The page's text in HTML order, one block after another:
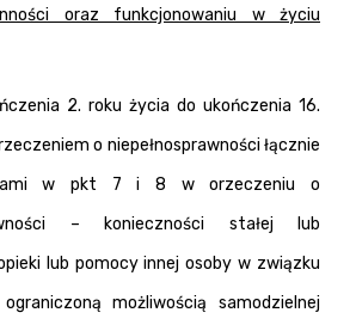
oraz funkcjonowaniu w życiu
2. roku życia do ukończenia 16.
o niepełnosprawności łącznie
w pkt 7 i 8 w orzeczeniu o
– konieczności stałej lub
lub pomocy innej osoby w związku
możliwością samodzielnej